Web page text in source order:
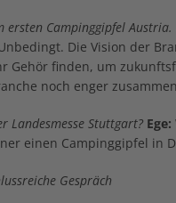
ersten Campinggipfel
Die Vision der
Gehör finden, um
noch enger
Landesmesse Stuttgart? Ege:
einen Campinggipfel in
Gespräch